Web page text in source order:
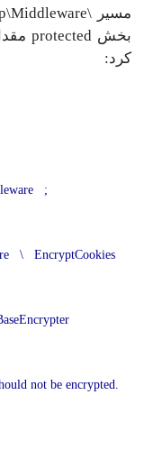
کرد:
;
\
EncryptCookies
not be encrypted.